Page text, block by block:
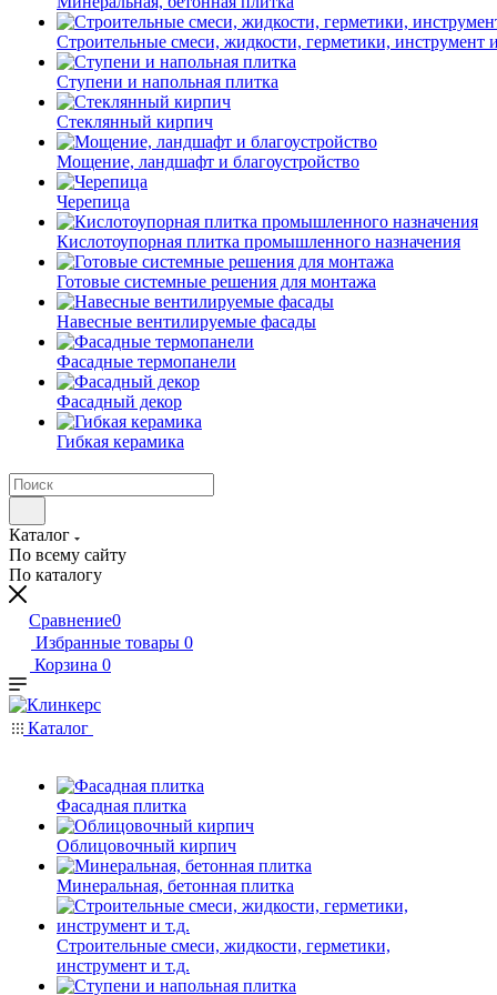
Строительные смеси, жидкости, герметики, инструмент
Ступени и напольная плитка
Cтеклянный кирпич
Мощение, ландшафт и благоустройство
Черепица
Кислотоупорная плитка промышленного назначения
Готовые системные решения для монтажа
Навесные вентилируемые фасады
Фасадные термопанели
Фасадный декор
Гибкая керамика
Каталог
По всему сайту
По каталогу
Сравнение0
Избранные товары 0
Корзина 0
Каталог
Фасадная плитка
Облицовочный кирпич
Минеральная, бетонная плитка
Строительные смеси, жидкости, герметики,
инструмент и т.д.